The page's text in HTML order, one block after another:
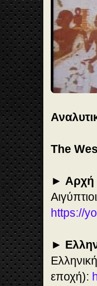
The
► Αρχή
https://
►
εποχή):